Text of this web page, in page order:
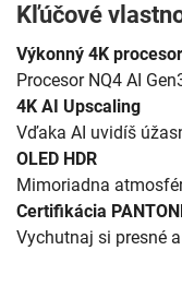
Kľúčové
Výkonný 4K
Procesor NQ4 AI
4K AI Upscaling
Vďaka AI uvidíš
OLED HDR
Mimoriadna
Certifikácia
Vychutnaj si presné